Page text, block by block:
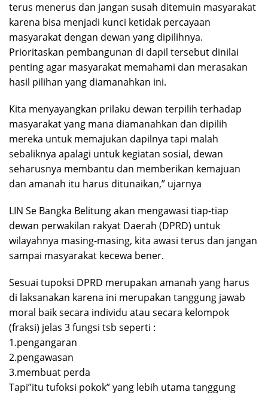
terus menerus dan jangan susah ditemuin masyarakat
karena bisa menjadi kunci ketidak percayaan
masyarakat dengan dewan yang dipilihnya.
Prioritaskan pembangunan di dapil tersebut dinilai
penting agar masyarakat memahami dan merasakan
hasil pilihan yang diamanahkan ini.
Kita menyayangkan prilaku dewan terpilih terhadap
masyarakat yang mana diamanahkan dan dipilih
mereka untuk memajukan dapilnya tapi malah
sebaliknya apalagi untuk kegiatan sosial, dewan
seharusnya membantu dan memberikan kemajuan
dan amanah itu harus ditunaikan,” ujarnya
LIN Se Bangka Belitung akan mengawasi tiap-tiap
dewan perwakilan rakyat Daerah (DPRD) untuk
wilayahnya masing-masing, kita awasi terus dan jangan
sampai masyarakat kecewa bener.
Sesuai tupoksi DPRD merupakan amanah yang harus
di laksanakan karena ini merupakan tanggung jawab
moral baik secara individu atau secara kelompok
(fraksi) jelas 3 fungsi tsb seperti :
1.pengangaran
2.pengawasan
3.membuat perda
Tapi”itu tufoksi pokok” yang lebih utama tanggung